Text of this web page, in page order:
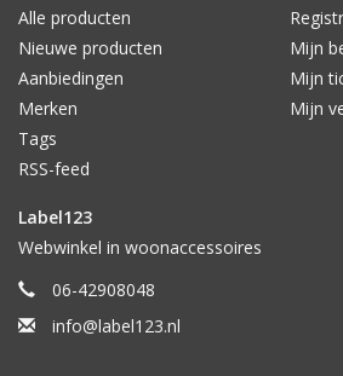
Alle producten
Nieuwe producten
Aanbiedingen
Merken
Tags
RSS-feed
Mijn
Mijn
Mijn
Label123
Webwinkel in woonaccessoires
06-42908048
info@label123.nl